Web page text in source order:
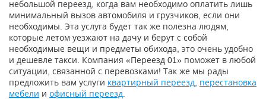
небольшой переезд, когда вам необходимо оплатить лишь
минимальный вызов автомобиля и грузчиков, если они
необходимы. Эта услуга будет так же полезна людям,
которые летом уезжают на дачу и берут с собой
необходимые вещи и предметы обихода, это очень удобно
и дешевле такси. Компания «Переезд 01» поможет в любой
ситуации, связанной с перевозками! Так же мы рады
предложить вам услуги квартирный переезд
перестановка
мебели и офисный переезд